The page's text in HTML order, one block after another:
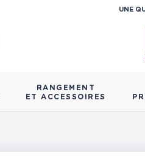
UNE
RANGEMENT
ET ACCESSOIRES